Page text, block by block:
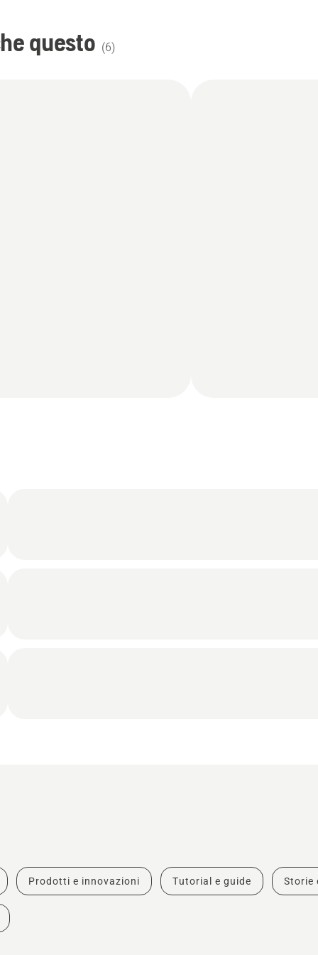
questo (6)
Prodotti e innovazioni Tutorial e guide Storie